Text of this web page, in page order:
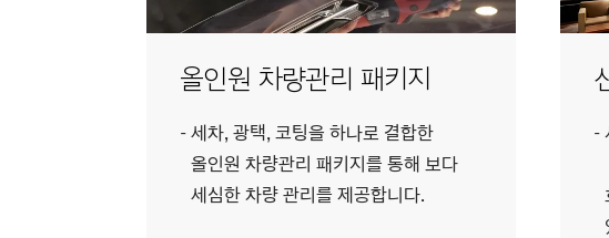
올인원 차량관리 패키지
세차, 광택, 코팅을 하나로 결합한
올인원 차량관리 패키지를 통해 보다
세심한 차량 관리를 제공합니다.